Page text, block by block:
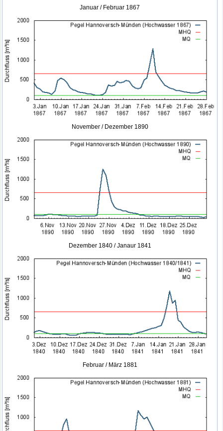
Januar / Februar 1867
November / Dezember 1890
Dezember 1840 / Janaur 1841
Februar / März 1881